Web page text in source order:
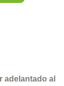
adelantado al